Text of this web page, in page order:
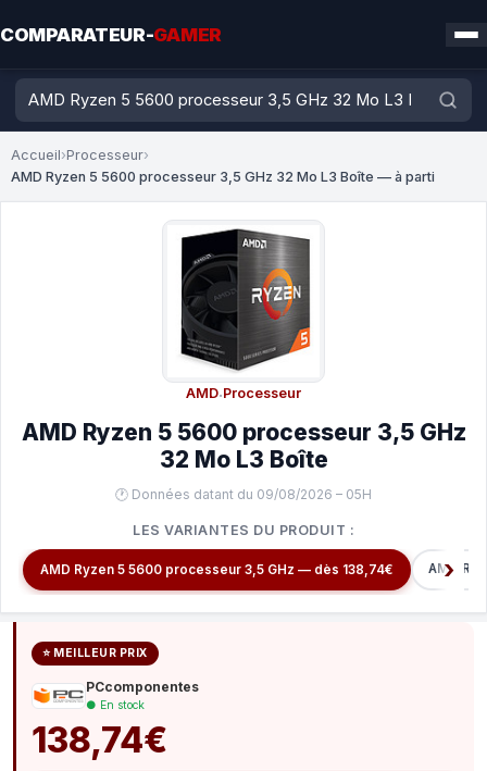
COMPARATEUR-GAMER
Accueil›Processeur›
AMD Ryzen 5 5600 processeur 3,5 GHz 32 Mo L3 Boîte — à parti
AMD·Processeur
AMD Ryzen 5 5600 processeur 3,5 GHz
32 Mo L3 Boîte
🕐 Données datant du 09/08/2026 – 05H
LES VARIANTES DU PRODUIT :
AMD Ryzen 5 5600 processeur 3,5 GHz — dès 138,74€ AMD
⭐ MEILLEUR PRIX
PCcomponentes
● En stock
138,74€